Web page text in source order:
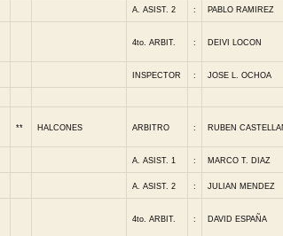
A. ASIST. 2 : PABLO RAMIREZ
4to. ARBIT. : DEIVI LOCON
INSPECTOR : JOSE L. OCHOA
** HALCONES ARBITRO : RUBEN
A. ASIST. 1 : MARCO T. DIAZ
A. ASIST. 2 : JULIAN MENDEZ
4to. ARBIT. : DAVID ESPAÑA